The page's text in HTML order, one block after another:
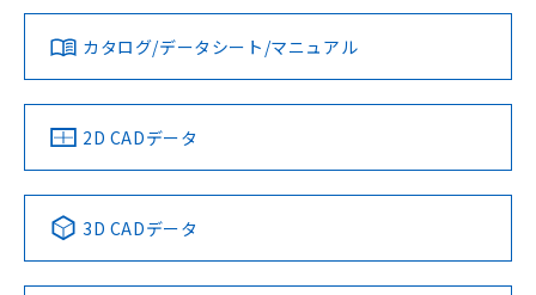
ダウンロードデータをご利用いただく前に、以下を必ずお読
みください。
ソフトウェアの使用条件
対応済み
中国 RoHS 注意事項・凡例
Pb Hg Cd Cr(VI)
LR型式承認
（イギリス
船舶規格）
DNV型式承認
（ノルウェー
BV型式承認
（フランス
KR型式
（韓国
No No No No
この製品の規格認証/適合状況ページへ
その他の認証はこちらのページからご検索ください
カタログ/データシート/マニュアル
2D CADデータ
3D CADデータ